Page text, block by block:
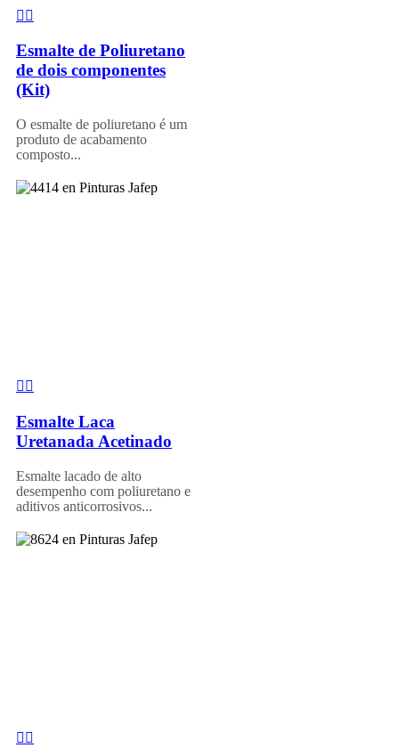
Esmalte de Poliuretano
de dois componentes
(Kit)
O esmalte de poliuretano é um
produto de acabamento
composto...
Esmalte Laca
Uretanada Acetinado
Esmalte lacado de alto
desempenho com poliuretano e
aditivos anticorrosivos...